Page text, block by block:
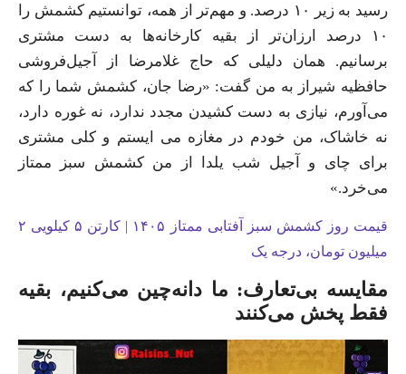
رسید به زیر ۱۰ درصد. و مهم‌تر از همه، توانستیم کشمش را
۱۰ درصد ارزان‌تر از بقیه کارخانه‌ها به دست مشتری
برسانیم. همان دلیلی که حاج غلامرضا از آجیل‌فروشی
حافظیه شیراز به من گفت: «رضا جان، کشمش شما را که
می‌آورم، نیازی به دست کشیدن مجدد ندارد، نه غوره دارد،
نه خاشاک، من خودم در مغازه می ایستم و کلی مشتری
برای چای و آجیل شب یلدا از من کشمش سبز ممتاز
می‌خرد.»
قیمت روز کشمش سبز آفتابی ممتاز ۱۴۰۵ | کارتن ۵ کیلویی ۲
میلیون تومان، درجه یک
مقایسه بی‌تعارف: ما دانه‌چین می‌کنیم، بقیه
فقط پخش می‌کنند